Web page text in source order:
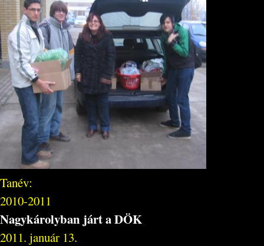
Tanév:
2010-2011
Nagykárolyban járt a DÖK
2011. január 13.